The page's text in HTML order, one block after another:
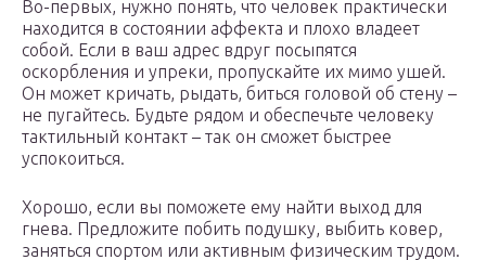
Во-первых, нужно понять, что человек практически
находится в состоянии аффекта и плохо владеет
собой. Если в ваш адрес вдруг посыпятся
оскорбления и упреки, пропускайте их мимо ушей.
Он может кричать, рыдать, биться головой об стену –
не пугайтесь. Будьте рядом и обеспечьте человеку
тактильный контакт – так он сможет быстрее
успокоиться.
Хорошо, если вы поможете ему найти выход для
гнева. Предложите побить подушку, выбить ковер,
заняться спортом или активным физическим трудом.